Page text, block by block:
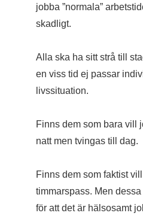
jobba ”normala”
skadligt.
Alla ska ha sitt strå till
en viss tid ej passar
livssituation.
Finns dem som bara vill
natt men tvingas till dag.
Finns dem som faktist
timmarspass. Men
för att det är hälsosamt